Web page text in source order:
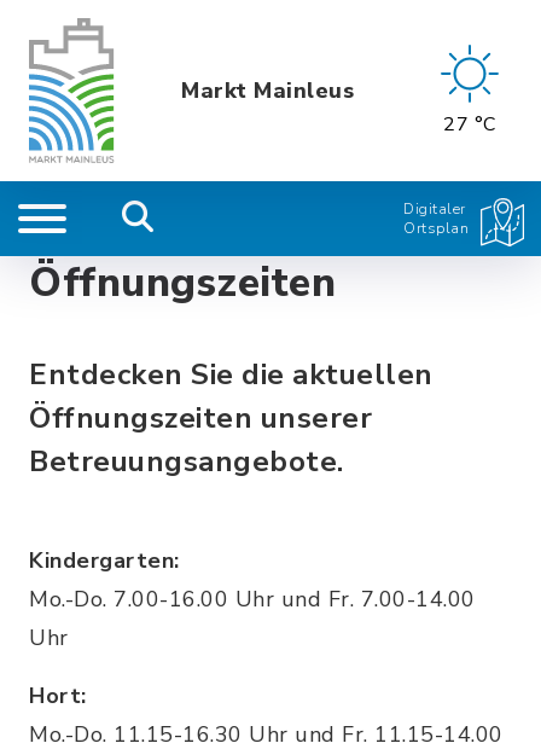
Markt Mainleus
27 °C
Digitaler
Ortsplan
Öffnungszeiten
Entdecken Sie die aktuellen
Öffnungszeiten unserer
Betreuungsangebote.
Kindergarten:
Mo.-Do. 7.00-16.00 Uhr und Fr. 7.00-14.00
Uhr
Hort:
Mo.-Do. 11.15-16.30 Uhr und Fr. 11.15-14.00